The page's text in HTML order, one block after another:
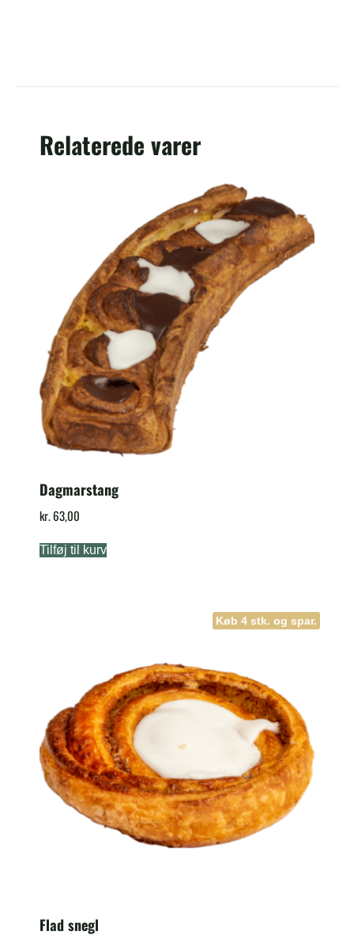
Relaterede varer
Dagmarstang
kr.63,00
Tilføj til kurv
Køb 4 stk. og spar.
Flad snegl